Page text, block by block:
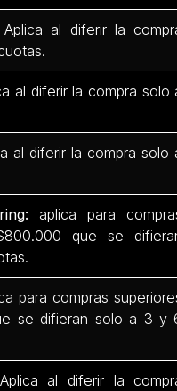
Aplica al diferir la
al diferir la compra solo
al diferir la compra solo
aplica para
que se
para compras
se difieran solo a 3 y
Aplica al diferir la